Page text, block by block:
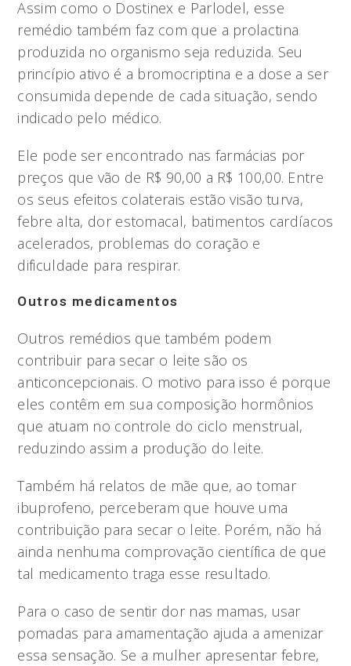
Assim como o Dostinex e Parlodel, esse
remédio também faz com que a prolactina
produzida no organismo seja reduzida. Seu
princípio ativo é a bromocriptina e a dose a ser
consumida depende de cada situação, sendo
indicado pelo médico.
Ele pode ser encontrado nas farmácias por
preços que vão de R$ 90,00 a R$ 100,00. Entre
os seus efeitos colaterais estão visão turva,
febre alta, dor estomacal, batimentos cardíacos
acelerados, problemas do coração e
dificuldade para respirar.
Outros medicamentos
Outros remédios que também podem
contribuir para secar o leite são os
anticoncepcionais. O motivo para isso é porque
eles contêm em sua composição hormônios
que atuam no controle do ciclo menstrual,
reduzindo assim a produção do leite.
Também há relatos de mãe que, ao tomar
ibuprofeno, perceberam que houve uma
contribuição para secar o leite. Porém, não há
ainda nenhuma comprovação científica de que
tal medicamento traga esse resultado.
Para o caso de sentir dor nas mamas, usar
pomadas para amamentação ajuda a amenizar
essa sensação. Se a mulher apresentar febre,